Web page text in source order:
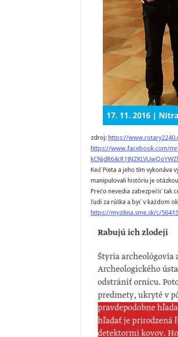
zdroj: https://
https://www.facebook.com/
kCNjdR64cR1JNZKLVUwQoYWZl
Keď Pieta a jeho tím vykonáva
manipulovali históriu je
Prečo nevedia zabezpečiť tak
ľudi za rúška a byť v každom
https://myzilina.sme.sk/c/